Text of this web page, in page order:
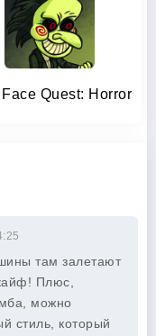
Quest: Horror
там залетают
Плюс,
можно
стиль, который